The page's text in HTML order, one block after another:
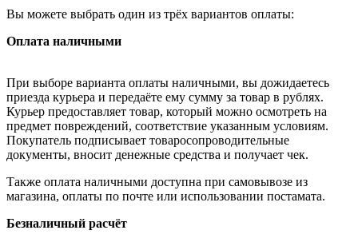
Вы можете выбрать один из трёх вариантов оплаты:
Оплата наличными
При выборе варианта оплаты наличными, вы дожидаетесь
приезда курьера и передаёте ему сумму за товар в рублях.
Курьер предоставляет товар, который можно осмотреть на
предмет повреждений, соответствие указанным условиям.
Покупатель подписывает товаросопроводительные
документы, вносит денежные средства и получает чек.
Также оплата наличными доступна при самовывозе из
магазина, оплаты по почте или использовании постамата.
Безналичный расчёт